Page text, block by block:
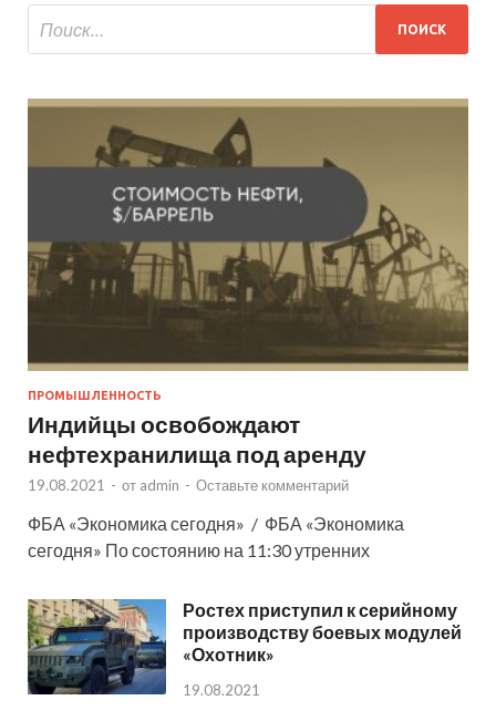
ПРОМЫШЛЕННОСТЬ
Индийцы освобождают
нефтехранилища под аренду
19.08.2021 - от admin - Оставьте комментарий
ФБА «Экономика сегодня» / ФБА «Экономика
сегодня» По состоянию на 11:30 утренних
Ростех приступил к серийному
производству боевых модулей
«Охотник»
19.08.2021